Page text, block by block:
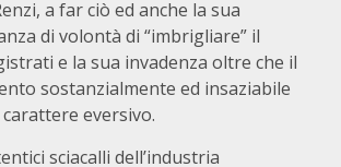
a far ciò ed anche la sua
di volontà di “imbrigliare” il
e la sua invadenza oltre che il
sostanzialmente ed insaziabile
eversivo.
sciacalli dell’industria